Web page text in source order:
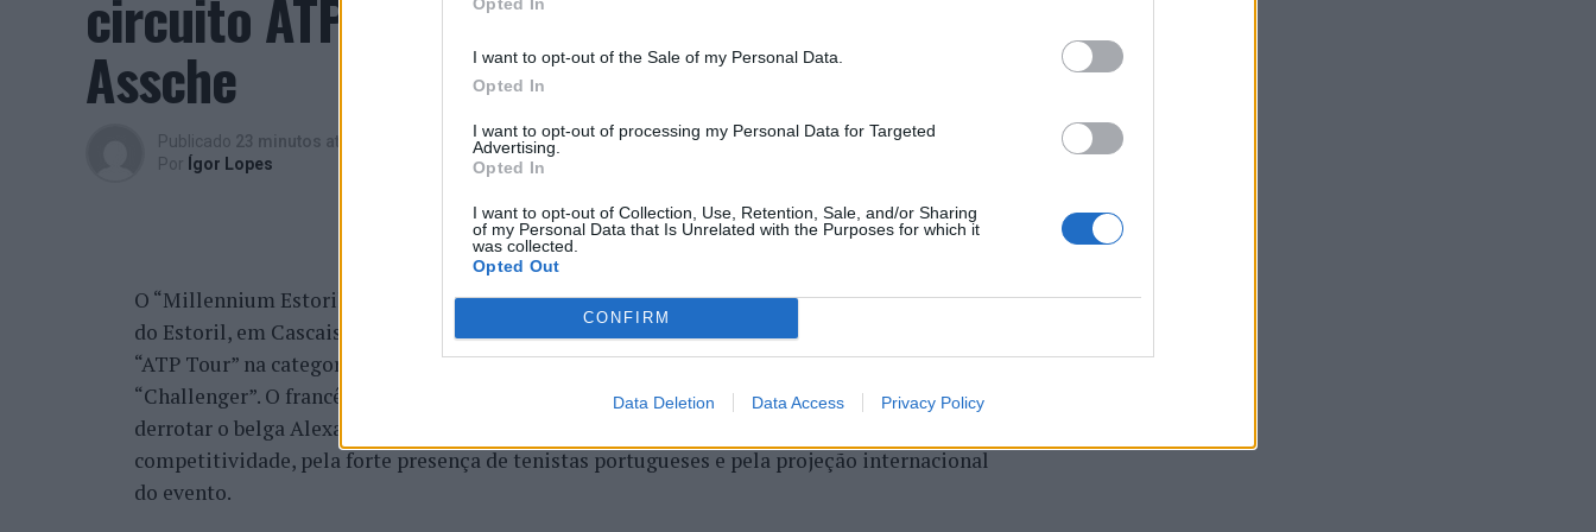
I want to opt-out of the Sale of my Personal Data.
Opted In
I want to opt-out of processing my Personal Data for Targeted
Advertising.
Opted In
I want to opt-out of Collection, Use, Retention, Sale, and/or Sharing
of my Personal Data that Is Unrelated with the Purposes for which it
was collected.
Opted Out
CONFIRM
Data Deletion Data Access Privacy Policy
circuito ATP com vitória do francês Luca Van
Assche
Publicado 23 minutos atrás
07/08/2026
Por Ígor Lopes
O “Millennium Estoril Open 2026” decorreu entre os dias 18 e 26 de julho, no Clube de Ténis
do Estoril, em Cascais, a oeste de Lisboa, assinalando o regresso da competição ao circuito
“ATP Tour” na categoria “ATP 250”, depois de, na edição anterior, ter integrado o circuito
“Challenger”. O francês Luca Van Assche conquistou o primeiro título ATP da carreira ao
derrotar o belga Alexander Blockx na final, encerrando uma edição marcada pela elevada
competitividade, pela forte presença de tenistas portugueses e pela projeção internacional
do evento.